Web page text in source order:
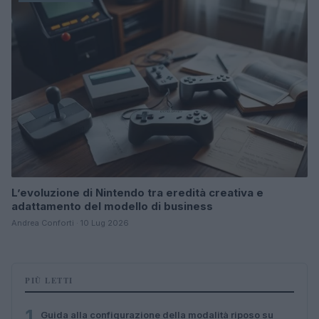
L’evoluzione di Nintendo tra eredità creativa e
adattamento del modello di business
Andrea Conforti · 10 Lug 2026
PIÙ LETTI
Guida alla configurazione della modalità riposo su